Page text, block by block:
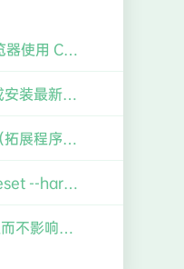
手机 QQ 和微信内置浏览器使用 Chrome 进行调试
官方渠道丝滑无损更新或安装最新版 Windows 11 指南（含仅需一行极简命令搞定 TPM 限制）
如何提取 Edge 加载项（拓展程序）的 crx 包至 Chrome 使用？
本地 commit 之后 git reset --hard 了之前的版本如何找回并恢复
单独为 Github 设置代理而不影响其他 Git 仓库（如 Gitee）的操作